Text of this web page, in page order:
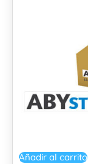
Añadir al carrito